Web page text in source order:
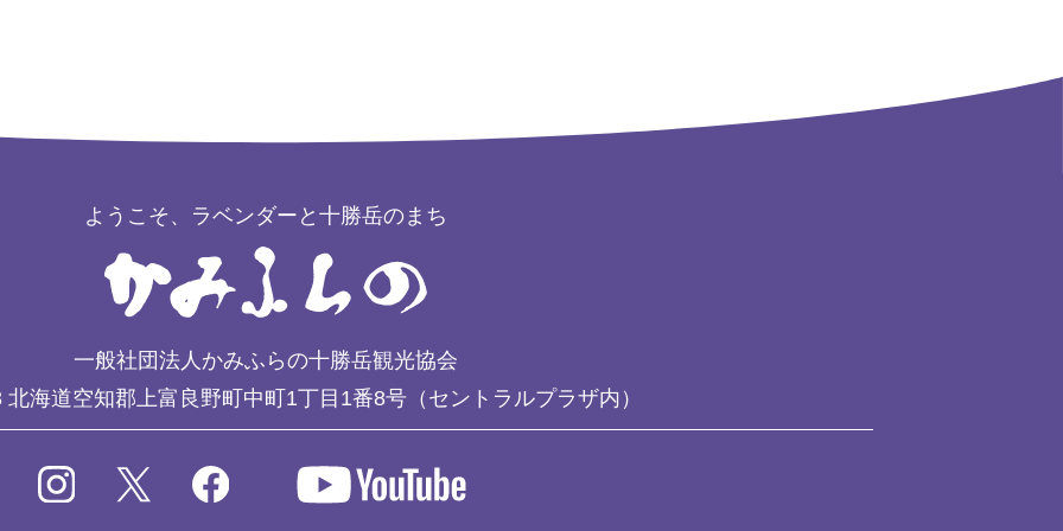
ようこそ、ラベンダーと十勝岳のまち
一般社団法人かみふらの十勝岳観光協会
北海道空知郡上富良野町中町1丁目1番8号（セントラルプラザ内）